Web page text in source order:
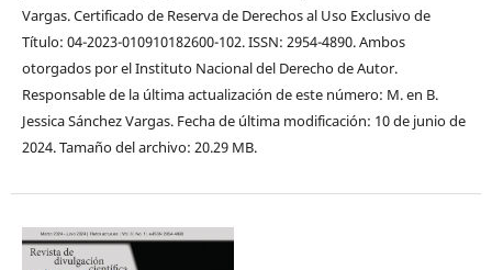
Vargas. Certificado de Reserva de Derechos al Uso Exclusivo de
Título: 04-2023-010910182600-102. ISSN: 2954-4890. Ambos
otorgados por el Instituto Nacional del Derecho de Autor.
Responsable de la última actualización de este número: M. en B.
Jessica Sánchez Vargas. Fecha de última modificación: 10 de junio de
2024. Tamaño del archivo: 20.29 MB.